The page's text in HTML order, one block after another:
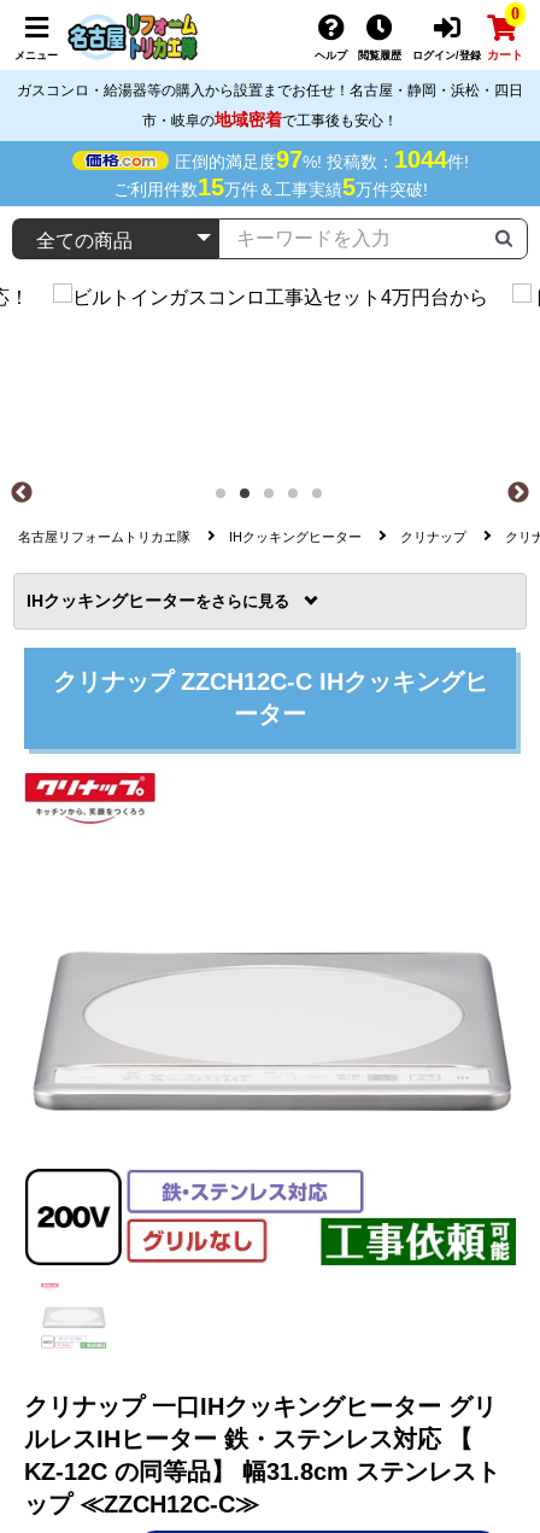
メニュー ヘルプ 閲覧履歴 ログイン/登録
0
カート
ガスコンロ・給湯器等の購入から設置までお任せ！名古屋・静岡・浜松・四日
市・岐阜の地域密着で工事後も安心！
圧倒的満足度97%! 投稿数： 1044件!
ご利用件数15万件＆工事実績5万件突破!
名古屋リフォームトリカエ隊 IHクッキングヒーター クリナップ クリ
IHクッキングヒーターを
クリナップ ZZCH12C-C IHクッキングヒ
ーター
クリナップ 一口IHクッキングヒーター グリ
ルレスIHヒーター 鉄・ステンレス対応 【
KZ-12C の同等品】 幅31.8cm ステンレスト
ップ ≪ZZCH12C-C≫